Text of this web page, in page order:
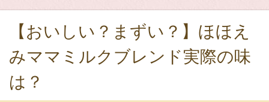
【おいしい？まずい？】ほほえ
みママミルクブレンド実際の味
は？